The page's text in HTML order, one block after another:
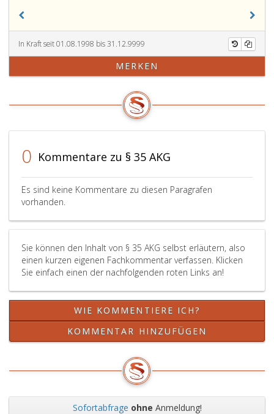
In Kraft seit 01.08.1998 bis 31.12.9999
MERKEN
0 Kommentare zu § 35 AKG
Es sind keine Kommentare zu diesen Paragrafen
vorhanden.
Sie können den Inhalt von § 35 AKG selbst erläutern, also
einen kurzen eigenen Fachkommentar verfassen. Klicken
Sie einfach einen der nachfolgenden roten Links an!
WIE KOMMENTIERE ICH?
KOMMENTAR HINZUFÜGEN
Sofortabfrage ohne Anmeldung!